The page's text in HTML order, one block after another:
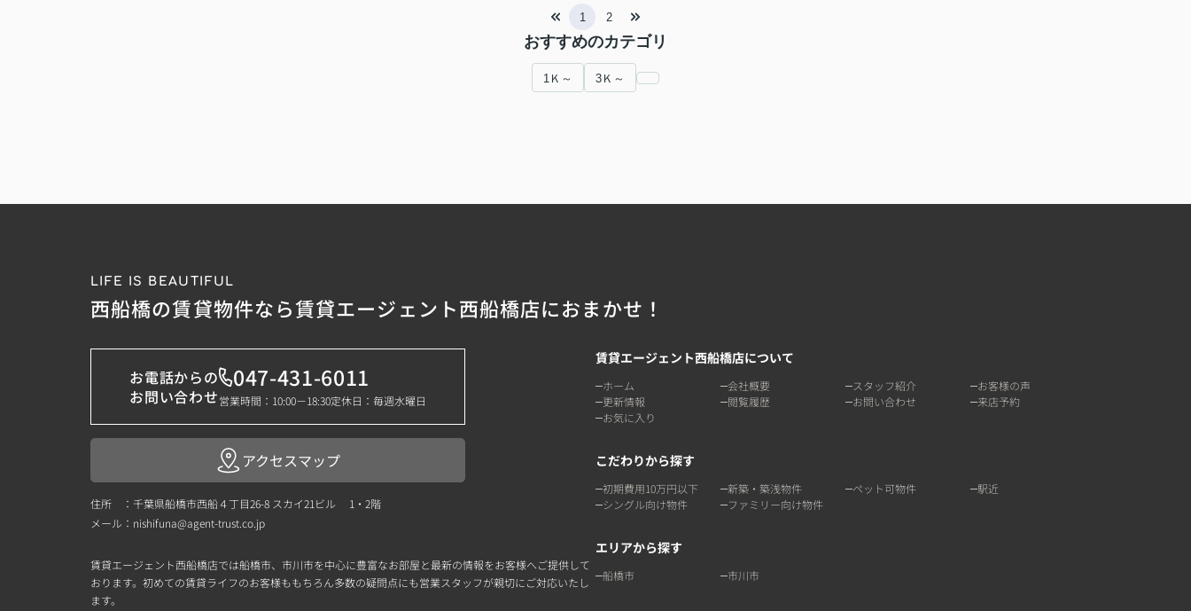
1 2
おすすめのカテゴリ
1Ｋ～ 3Ｋ～
LIFE IS BEAUTIFUL
西船橋の賃貸物件なら賃貸エージェント西船橋店におまかせ！
お電話からの
お問い合わせ
047-431-6011
営業時間：10:00－18:30定休日：毎週水曜日
アクセスマップ
住所 ：千葉県船橋市西船４丁目26-8 スカイ21ビル 1・2階
メール： nishifuna@agent-trust.co.jp
賃貸エージェント西船橋店では船橋市、市川市を中心に豊富なお部屋と最新の情報をお客様へご提供して
おります。初めての賃貸ライフのお客様ももちろん多数の疑問点にも営業スタッフが親切にご対応いたし
ます。
賃貸エージェント西船橋店について
ホーム 会社概要 スタッフ紹介
お客様の声
更新情報
閲覧履歴 お問い合わせ
来店予約
お気に入り
こだわりから探す
初期費用10万円以下 新築・築浅物件 ペット可物件
駅近
シングル向け物件
ファミリー向け物件
エリアから探す
船橋市 市川市